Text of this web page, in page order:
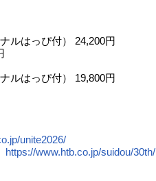
ルはっぴ付） 24,200円
ルはっぴ付） 19,800円
unite2026/
https://www.htb.co.jp/suidou/30th/